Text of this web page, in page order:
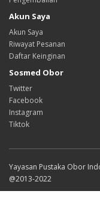
Akun Saya
Akun Saya
Riwayat Pesanan
Daftar Keinginan
Sosmed Obor
Twitter
Facebook
Instagram
Tiktok
Yayasan Pustaka Obor
@2013-2022